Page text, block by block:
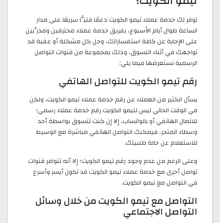
توفر لك خدمة عملاء تيمو الكويت دعمًا فنيًّا سريعًا على مدار
الساعة طوال أيام الأسبوع، بفريق خدمة عملاء محترفين ومدرَّبين
على الإجابة عن كافة استفساراتك، وحل كل مشكلة أو عقبة قد
تواجهك في أثناء التسوق، وذلك بمجموعة من قنوات التواصل
الرسمية نستعرضها فيما يلي:
رقم تيمو الكويت للتواصل الهاتفي
يسأل الكثير من العملاء عن رقم خدمة عملاء تيمو الكويت، ولكن
في الوقت الحالي ليس لتيمو الكويت رقم خدمة عملاء رسمي؛
للاتصال الهاتفي أو بالواتساب، إلا إن كنت تتسوق بواسطة أحد
وسطاء المتجر، فيمكنك التواصل الهاتفي مباشرة مع الوسيط
للاستعلام عن حالة طلبيتك.
وعلى الرغم من عدم وجود رقم تيمو الكويت؛ إلا أنه تتوافر قنوات
تواصل أخرى مع خدمة عملاء تيمو الكويت قد تكون أيسر وأسرع
في التواصل مع تيمو الكويت.
التواصل مع تيمو الكويت من خلال وسائل
التواصل الاجتماعي